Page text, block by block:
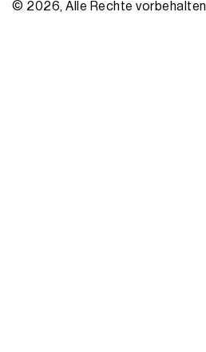
Copyright
© 2026, Alle Rechte vorbehalten